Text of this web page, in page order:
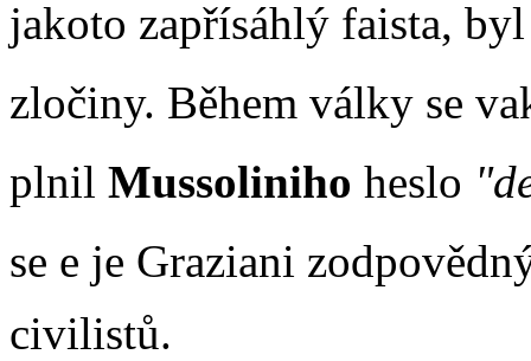
jakoto zapřísáhlý faista,
zločiny. Během války se
plnil Mussoliniho heslo
se e je Graziani
civilistů.